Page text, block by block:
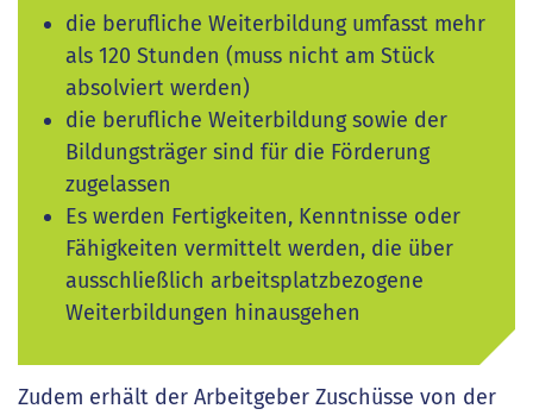
die berufliche Weiterbildung umfasst mehr
als 120 Stunden (muss nicht am Stück
absolviert werden)
die berufliche Weiterbildung sowie der
Bildungsträger sind für die Förderung
zugelassen
Es werden Fertigkeiten, Kenntnisse oder
Fähigkeiten vermittelt werden, die über
ausschließlich arbeitsplatzbezogene
Weiterbildungen hinausgehen
Zudem erhält der Arbeitgeber Zuschüsse von der